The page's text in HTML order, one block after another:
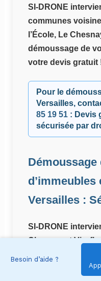
Besoin d’aide ?
SI-DRONE
communes
l’École, Le
démoussage de
votre devis gratuit
Pour le
Versailles,
85 19 51: Devis
sécurisée par
d’immeubles
Versailles :
SI-DRONE
Chesnay et